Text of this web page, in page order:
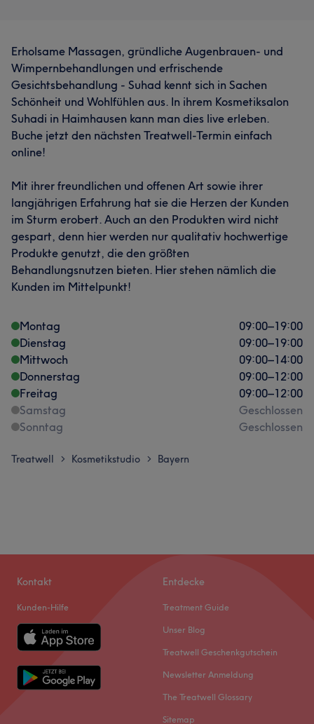
Erholsame Massagen, gründliche Augenbrauen- und
Wimpernbehandlungen und erfrischende
Gesichtsbehandlung - Suhad kennt sich in Sachen
Schönheit und Wohlfühlen aus. In ihrem Kosmetiksalon
Suhadi in Haimhausen kann man dies live erleben.
Buche jetzt den nächsten Treatwell-Termin einfach
online!
Mit ihrer freundlichen und offenen Art sowie ihrer
langjährigen Erfahrung hat sie die Herzen der Kunden
im Sturm erobert. Auch an den Produkten wird nicht
gespart, denn hier werden nur qualitativ hochwertige
Produkte genutzt, die den größten
Behandlungsnutzen bieten. Hier stehen nämlich die
Kunden im Mittelpunkt!
Montag 09:00–19:00
Dienstag
09:00–19:00
Mittwoch
09:00–14:00
Donnerstag
09:00–12:00
Freitag
09:00–12:00
Samstag
Geschlossen
Sonntag
Geschlossen
Treatwell > Kosmetikstudio > Bayern
Kontakt
Kunden-Hilfe
Entdecke
Treatment Guide
Unser Blog
Treatwell Geschenkgutschein
Newsletter Anmeldung
The Treatwell Glossary
Sitemap